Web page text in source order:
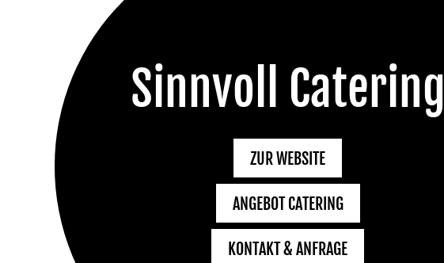
Sinnvoll Catering
ZUR WEBSITE
ANGEBOT CATERING
KONTAKT & ANFRAGE